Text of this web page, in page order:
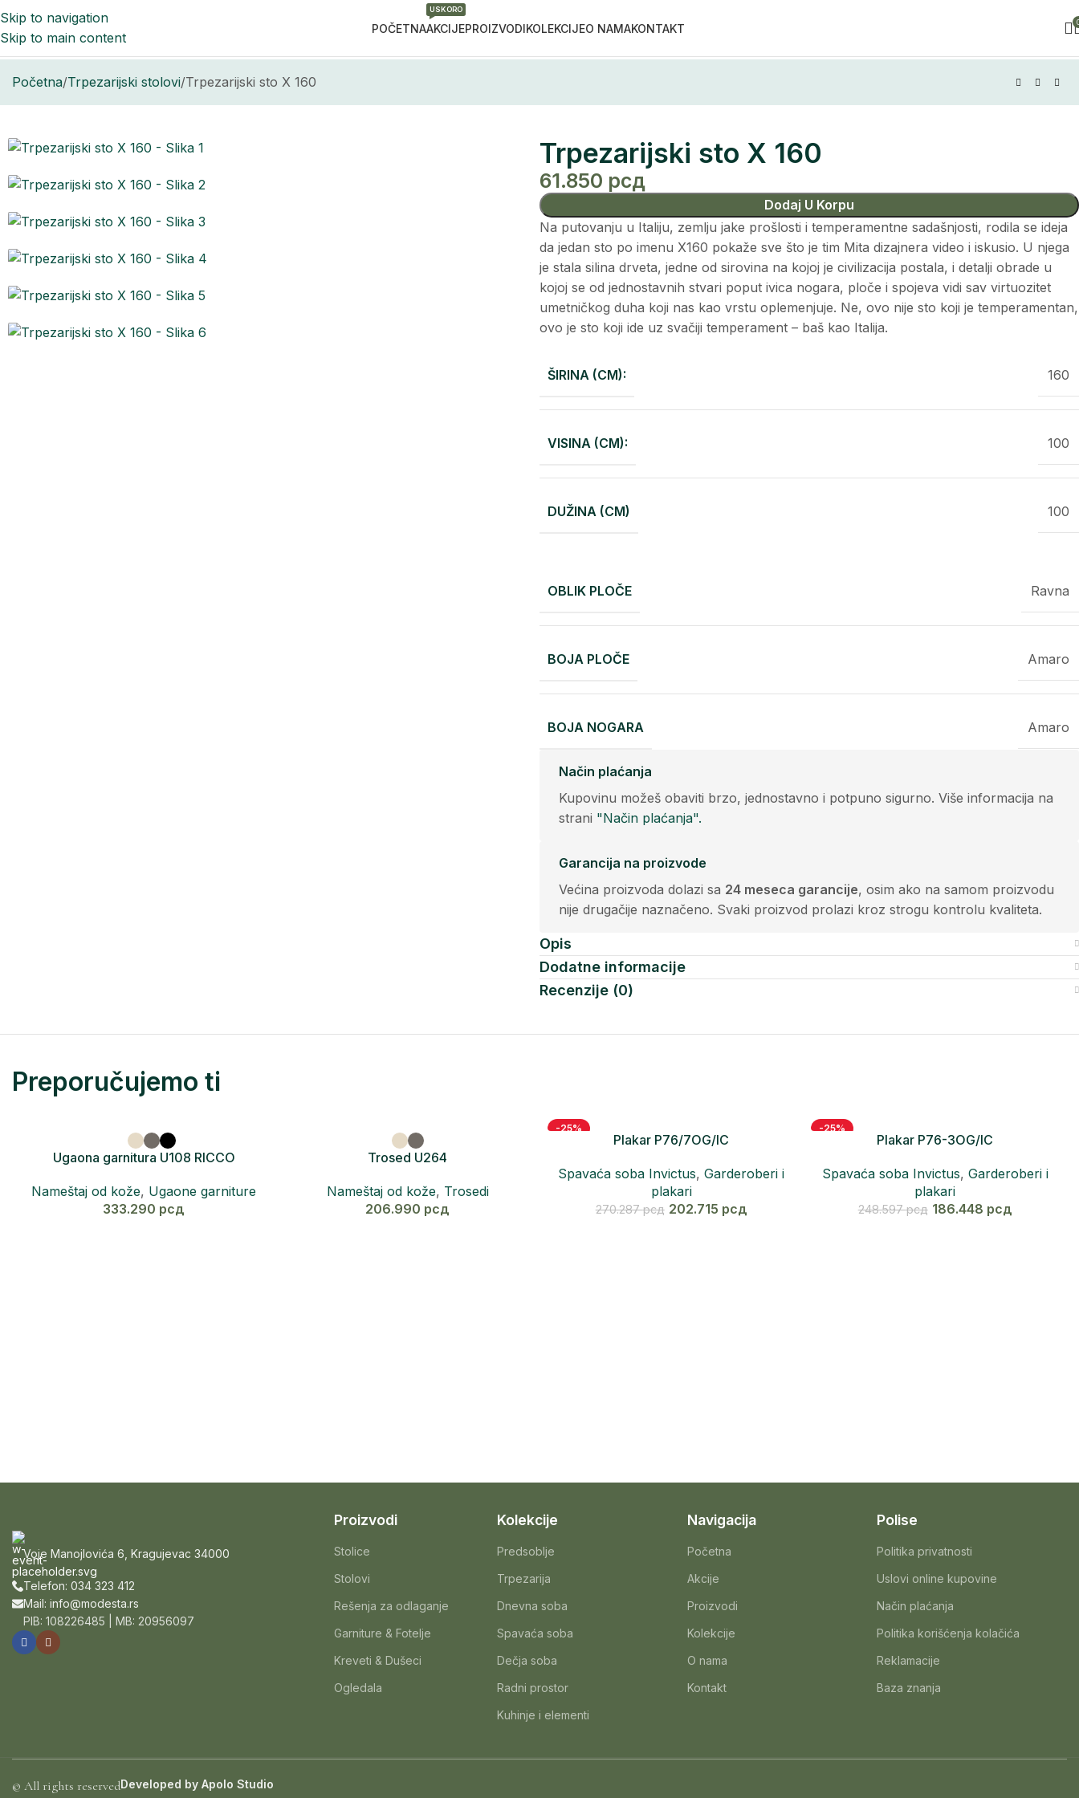
Skip to navigation
Skip to main content
POČETNAAKCIJE
USKORO
PROIZVODIKOLEKCIJEO NAMAKONTAKT
Početna Trpezarijski stolovi Trpezarijski sto X 160
Trpezarijski sto X 160
61.850 рсд
Dodaj U Korpu
Na putovanju u Italiju, zemlju jake prošlosti i temperamentne sadašnjosti, rodila se ideja
da jedan sto po imenu X160 pokaže sve što je tim Mita dizajnera video i iskusio. U njega
je stala silina drveta, jedne od sirovina na kojoj je civilizacija postala, i detalji obrade u
kojoj se od jednostavnih stvari poput ivica nogara, ploče i spojeva vidi sav virtuozitet
umetničkog duha koji nas kao vrstu oplemenjuje. Ne, ovo nije sto koji je temperamentan,
ovo je sto koji ide uz svačiji temperament – baš kao Italija.
ŠIRINA (CM): 160
VISINA (CM): 100
DUŽINA (CM) 100
OBLIK PLOČE Ravna
BOJA PLOČE Amaro
BOJA NOGARA Amaro
Način plaćanja
Kupovinu možeš obaviti brzo, jednostavno i potpuno sigurno. Više informacija na
strani "Način plaćanja".
Garancija na proizvode
Većina proizvoda dolazi sa 24 meseca garancije, osim ako na samom proizvodu
nije drugačije naznačeno. Svaki proizvod prolazi kroz strogu kontrolu kvaliteta.
Opis
Dodatne informacije
Recenzije (0)
Preporučujemo ti
Ugaona garnitura U108 RICCO
Nameštaj od kože, Ugaone garniture
333.290 рсд
Trosed U264
Nameštaj od kože, Trosedi
206.990 рсд
-25%
Plakar P76/7OG/IC
Spavaća soba Invictus,Garderoberi i
plakari
270.287рсд 202.715 рсд
-25%
Plakar P76-3OG/IC
Spavaća soba Invictus, Garderoberi i
plakari
248.597рсд 186.448 рсд
Voje Manojlovića 6, Kragujevac 34000
Telefon: 034 323 412
Mail: info@modesta.rs
PIB: 108226485 | MB: 20956097
Proizvodi
Stolice
Stolovi
Rešenja za odlaganje
Garniture & Fotelje
Kreveti & Dušeci
Ogledala
Kolekcije
Predsoblje
Trpezarija
Dnevna soba
Spavaća soba
Dečja soba
Radni prostor
Kuhinje i elementi
Navigacija
Početna
Akcije
Proizvodi
Kolekcije
O nama
Kontakt
Polise
Politika privatnosti
Uslovi online kupovine
Način plaćanja
Politika korišćenja kolačića
Reklamacije
Baza znanja
© All rights reservedDeveloped by Apolo Studio